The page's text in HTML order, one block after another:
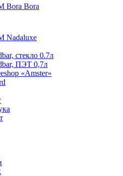
Bora Bora
Nadaluxe
стекло 0.7л
ПЭТ 0,7л
«Amster»